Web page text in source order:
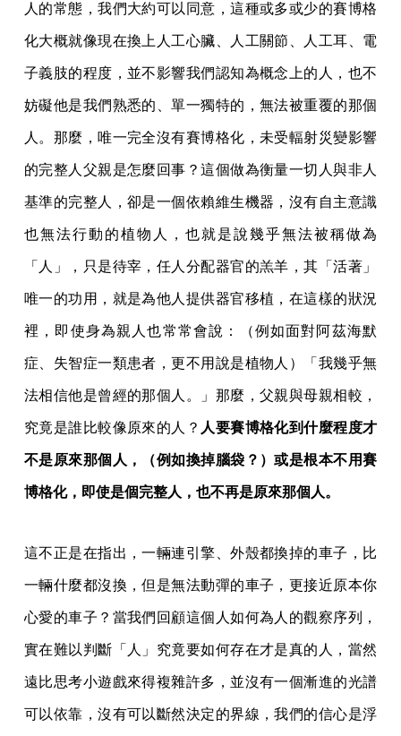
人的常態，我們大約可以同意，這種或多或少的賽博格
化大概就像現在換上人工心臟、人工關節、人工耳、電
子義肢的程度，並不影響我們認知為概念上的人，也不
妨礙他是我們熟悉的、單一獨特的，無法被重覆的那個
人。那麼，唯一完全沒有賽博格化，未受輻射災變影響
的完整人父親是怎麼回事？這個做為衡量一切人與非人
基準的完整人，卻是一個依賴維生機器，沒有自主意識
也無法行動的植物人，也就是說幾乎無法被稱做為
「人」，只是待宰，任人分配器官的羔羊，其「活著」
唯一的功用，就是為他人提供器官移植，在這樣的狀況
裡，即使身為親人也常常會說：（例如面對阿茲海默
症、失智症一類患者，更不用說是植物人）「我幾乎無
法相信他是曾經的那個人。」那麼，父親與母親相較，
究竟是誰比較像原來的人？ 人要賽博格化到什麼程度才
不是原來那個人，（例如換掉腦袋？）或是根本不用賽
博格化，即使是個完整人，也不再是原來那個人。
這不正是在指出，一輛連引擎、外殼都換掉的車子，比
一輛什麼都沒換，但是無法動彈的車子，更接近原本你
心愛的車子？當我們回顧這個人如何為人的觀察序列，
實在難以判斷「人」究竟要如何存在才是真的人，當然
遠比思考小遊戲來得複雜許多，並沒有一個漸進的光譜
可以依靠，沒有可以斷然決定的界線，我們的信心是浮